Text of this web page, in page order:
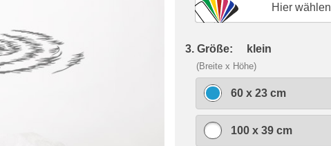
Hier wählen
3. Größe: klein
(Breite x Höhe)
60 x 23 cm
100 x 39 cm